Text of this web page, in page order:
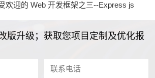
欢迎的 Web 开发框架之三--Express js
版升级；获取您项目定制及优化报